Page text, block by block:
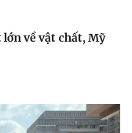
về vật chất, Mỹ